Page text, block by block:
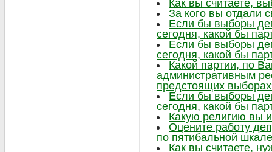
Как вы считаете,
За кого вы отдали
Если бы выборы
сегодня, какой бы
Если бы выборы
сегодня, какой бы
Какой партии, по
административным
предстоящих
Если бы выборы
сегодня, какой бы
Какую религию вы
Оцените работу
по пятибальной шкале
Как вы считаете,